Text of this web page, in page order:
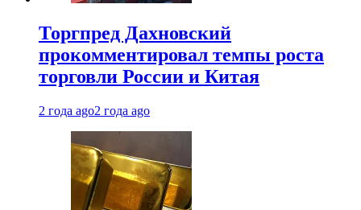
Торгпред Дахновский
прокомментировал темпы роста
торговли России и Китая
2 года ago2 года ago